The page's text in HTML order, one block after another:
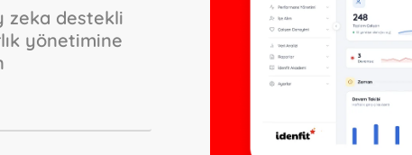
zeka destekli
yönetimine